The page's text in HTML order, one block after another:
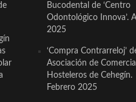
Bucodental de ‘Centro
Odontológico Innova’.
2025
‘Compra Contrarreloj’
Asociación de
Hosteleros de Cehegín.
Febrero 2025